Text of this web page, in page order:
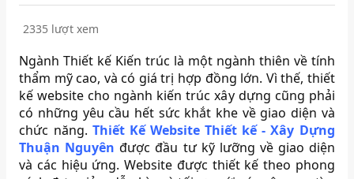
2335 lượt xem
Ngành Thiết kế Kiến trúc là một ngành thiên về tính
thẩm mỹ cao, và có giá trị hợp đồng lớn. Vì thế, thiết
kế website cho ngành kiến trúc xây dựng cũng phải
có những yêu cầu hết sức khắt khe về giao diện và
chức năng. Thiết Kế Website Thiết kế - Xây Dựng
Thuận Nguyên được đầu tư kỹ lưỡng về giao diện
và các hiệu ứng. Website được thiết kế theo phong